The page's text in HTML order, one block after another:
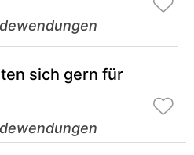
sich gern für